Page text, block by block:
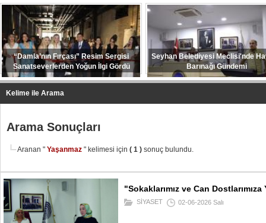
“Damla’nın Fırçası” Resim Sergisi
Sanatseverlerden Yoğun İlgi Gördü
Seyhan Belediyesi Meclisi'nde
Barınağı Gündemi
Kelime ile Arama
Arama Sonuçları
Aranan " Yaşanmaz " kelimesi için ( 1 ) sonuç bulundu.
"Sokaklarımız ve Can
SİYASET 02-06-2026 Salı